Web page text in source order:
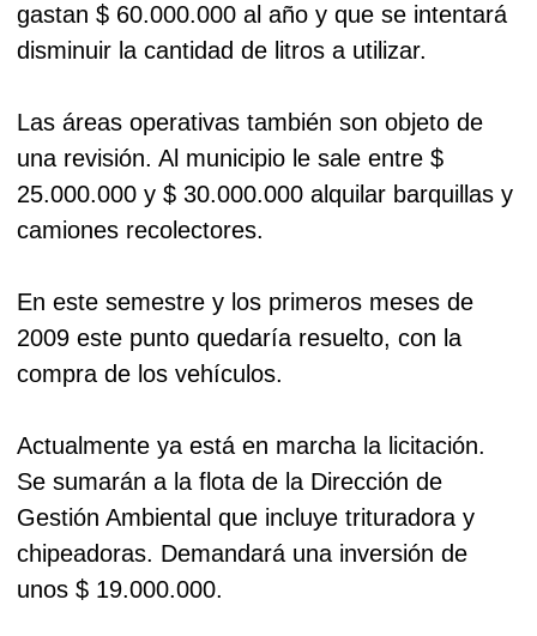
gastan $ 60.000.000 al año y que se intentará
disminuir la cantidad de litros a utilizar.
Las áreas operativas también son objeto de
una revisión. Al municipio le sale entre $
25.000.000 y $ 30.000.000 alquilar barquillas y
camiones recolectores.
En este semestre y los primeros meses de
2009 este punto quedaría resuelto, con la
compra de los vehículos.
Actualmente ya está en marcha la licitación.
Se sumarán a la flota de la Dirección de
Gestión Ambiental que incluye trituradora y
chipeadoras. Demandará una inversión de
unos $ 19.000.000.